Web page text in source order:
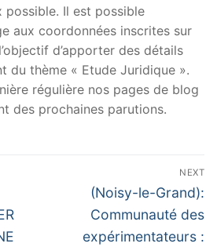
possible. Il est possible
aux coordonnées inscrites sur
d’apporter des détails
du thème « Etude Juridique ».
régulière nos pages de blog
des prochaines parutions.
NEXT
Next
post:
(Noisy-le-Grand):
Communauté des
expérimentateurs :